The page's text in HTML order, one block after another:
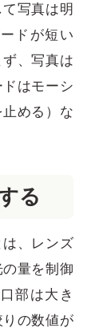
写真は明
ドが短い
、写真は
はモーシ
める）な
る
、レンズ
量を制御
部は大き
の数値が